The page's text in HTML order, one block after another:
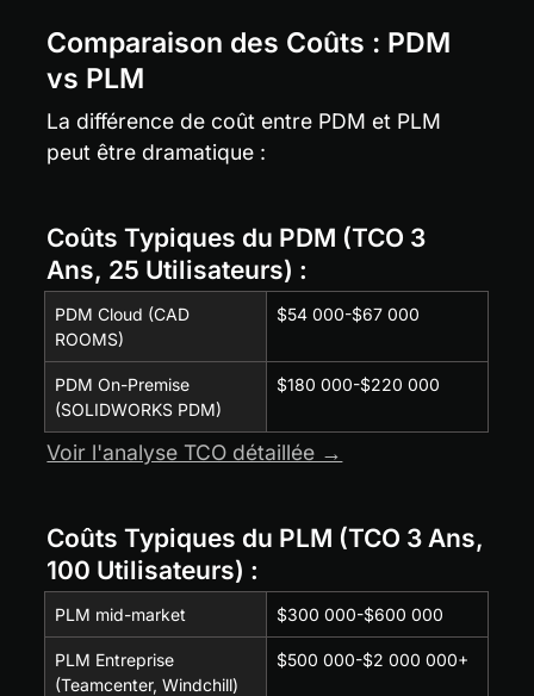
Comparaison des Coûts : PDM
vs PLM
La différence de coût entre PDM et PLM
peut être dramatique :
Coûts Typiques du PDM (TCO 3
Ans, 25 Utilisateurs) :
PDM Cloud (CAD
ROOMS)
$54 000-$67 000
PDM On-Premise
(SOLIDWORKS PDM)
$180 000-$220 000
Voir l'analyse TCO détaillée →
Coûts Typiques du PLM (TCO 3 Ans,
100 Utilisateurs) :
PLM mid-market $300 000-$600 000
PLM Entreprise
(Teamcenter, Windchill)
$500 000-$2 000 000+